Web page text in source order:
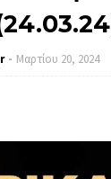
Μαρτίου 20, 2024